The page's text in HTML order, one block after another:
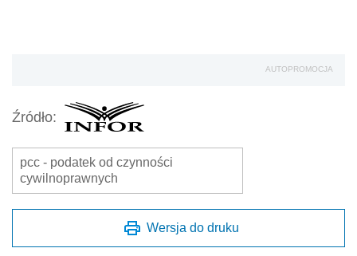
AUTOPROMOCJA
Źródło:
pcc - podatek od czynności
cywilnoprawnych
Wersja do druku